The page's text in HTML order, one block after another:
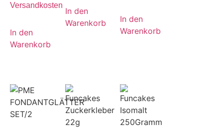
Versandkosten
In den
Warenkorb
In den
Warenkorb
In den
Warenkorb